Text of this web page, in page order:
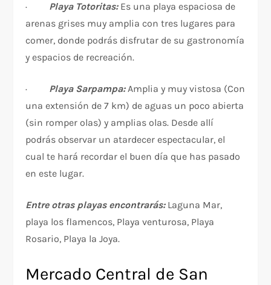
· Playa Totoritas:Es una playa espaciosa de
arenas grises muy amplia con tres lugares para
comer, donde podrás disfrutar de su gastronomía
y espacios de recreación.
· Playa Sarpampa:Amplia y muy vistosa (Con
una extensión de 7 km) de aguas un poco abierta
(sin romper olas) y amplias olas. Desde allí
podrás observar un atardecer espectacular, el
cual te hará recordar el buen día que has pasado
en este lugar.
Entre otras playas encontrarás:Laguna Mar,
playa los flamencos, Playa venturosa, Playa
Rosario, Playa la Joya.
Mercado Central de San